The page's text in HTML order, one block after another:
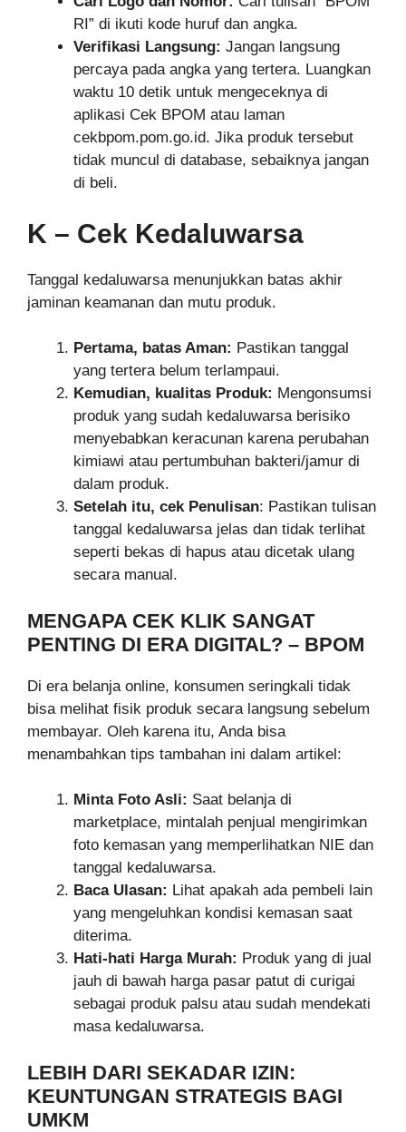
RI” di ikuti kode huruf dan angka.
Verifikasi Langsung: Jangan langsung
percaya pada angka yang tertera. Luangkan
waktu 10 detik untuk mengeceknya di
aplikasi Cek BPOM atau laman
cekbpom.pom.go.id. Jika produk tersebut
tidak muncul di database, sebaiknya jangan
di beli.
K – Cek Kedaluwarsa
Tanggal kedaluwarsa menunjukkan batas akhir
jaminan keamanan dan mutu produk.
Pertama, batas Aman: Pastikan tanggal
yang tertera belum terlampaui.
Kemudian, kualitas Produk: Mengonsumsi
produk yang sudah kedaluwarsa berisiko
menyebabkan keracunan karena perubahan
kimiawi atau pertumbuhan bakteri/jamur di
dalam produk.
Setelah itu, cek Penulisan: Pastikan tulisan
tanggal kedaluwarsa jelas dan tidak terlihat
seperti bekas di hapus atau dicetak ulang
secara manual.
MENGAPA CEK KLIK SANGAT
PENTING DI ERA DIGITAL? – BPOM
Di era belanja online, konsumen seringkali tidak
bisa melihat fisik produk secara langsung sebelum
membayar. Oleh karena itu, Anda bisa
menambahkan tips tambahan ini dalam artikel:
Minta Foto Asli: Saat belanja di
marketplace, mintalah penjual mengirimkan
foto kemasan yang memperlihatkan NIE dan
tanggal kedaluwarsa.
Baca Ulasan: Lihat apakah ada pembeli lain
yang mengeluhkan kondisi kemasan saat
diterima.
Hati-hati Harga Murah: Produk yang di jual
jauh di bawah harga pasar patut di curigai
sebagai produk palsu atau sudah mendekati
masa kedaluwarsa.
LEBIH DARI SEKADAR IZIN:
KEUNTUNGAN STRATEGIS BAGI
UMKM